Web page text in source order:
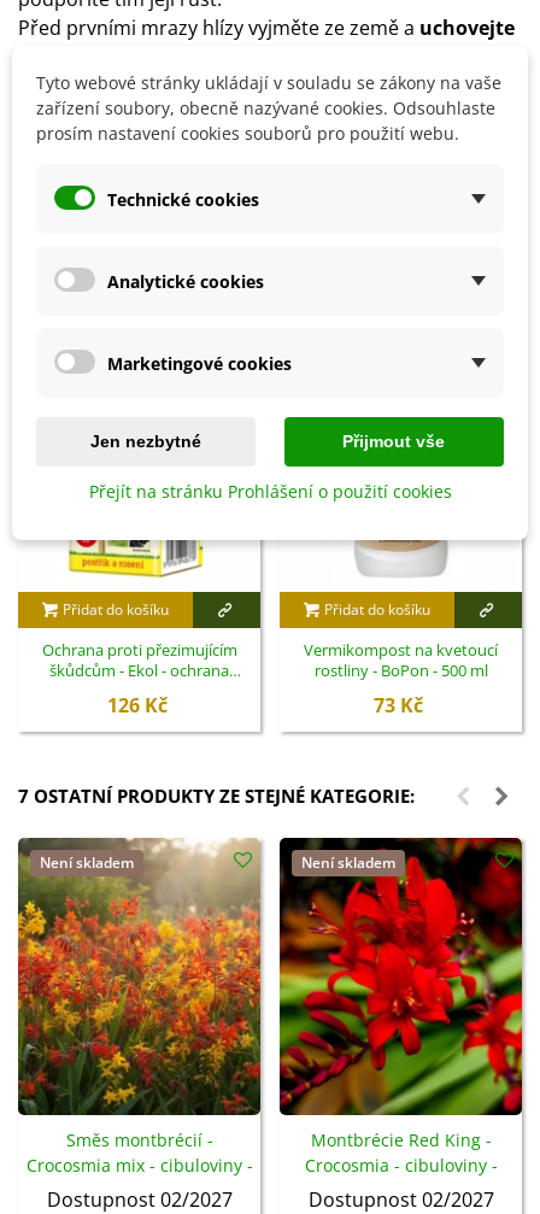
Před prvními mrazy hlízy vyjměte ze země a uchovejte
Mírnou zimu přečkají i na venkovním záhoně, ale je
nutné je zakrýt chvojím či mulčovací kůrou.
Detaily produktu
SOUVISEJÍCÍ PRODUKTY
Přidat do košíku
Ochrana proti přezimujícím
škůdcům - Ekol - ochrana
126 Kč
Přidat do košíku
Vermikompost na kvetoucí
rostliny - BoPon - 500 ml
73 Kč
7 OSTATNÍ PRODUKTY ZE STEJNÉ KATEGORIE:
Není skladem
Směs montbrécií -
Crocosmia mix - cibuloviny -
20 ks
Dostupnost 02/2027
Není skladem
Montbrécie Red King -
Crocosmia - cibuloviny -
4 ks
Dostupnost 02/2027
Tyto webové stránky ukládají v souladu se zákony na vaše
zařízení soubory, obecně nazývané cookies. Odsouhlaste
prosím nastavení cookies souborů pro použití webu.
Technické cookies
Analytické cookies
Marketingové cookies
Jen nezbytné Přijmout vše
Přejít na stránku Prohlášení o použití cookies